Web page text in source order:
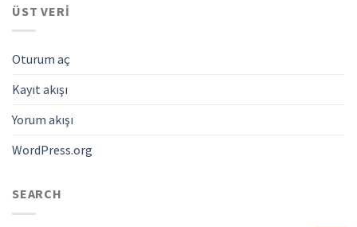
ÜST VERI
Oturum aç
Kayıt akışı
Yorum akışı
WordPress.org
SEARCH